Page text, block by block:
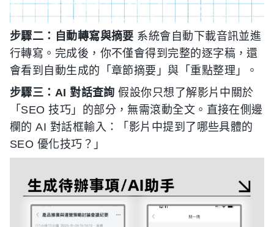
步驟二：自動轉寫與摘要 系統會自動下載音訊並進
行轉寫。完成後，你不僅會得到完整的逐字稿，還
會看到自動生成的「章節摘要」與「重點整理」。
步驟三：AI 對話查詢 假設你只想了解影片中關於
「SEO 技巧」的部分，無需滾動全文。直接在側邊
欄的 AI 對話框輸入：「影片中提到了哪些具體的
SEO 優化技巧？」